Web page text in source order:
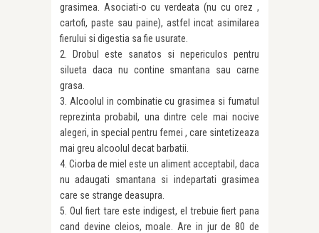
grasimea. Asociati-o cu verdeata (nu cu orez ,
cartofi, paste sau paine), astfel incat asimilarea
fierului si digestia sa fie usurate.
2. Drobul este sanatos si nepericulos pentru
silueta daca nu contine smantana sau carne
grasa.
3. Alcoolul in combinatie cu grasimea si fumatul
reprezinta probabil, una dintre cele mai nocive
alegeri, in special pentru femei , care sintetizeaza
mai greu alcoolul decat barbatii.
4. Ciorba de miel este un aliment acceptabil, daca
nu adaugati smantana si indepartati grasimea
care se strange deasupra.
5. Oul fiert tare este indigest, el trebuie fiert pana
cand devine cleios, moale. Are in jur de 80 de